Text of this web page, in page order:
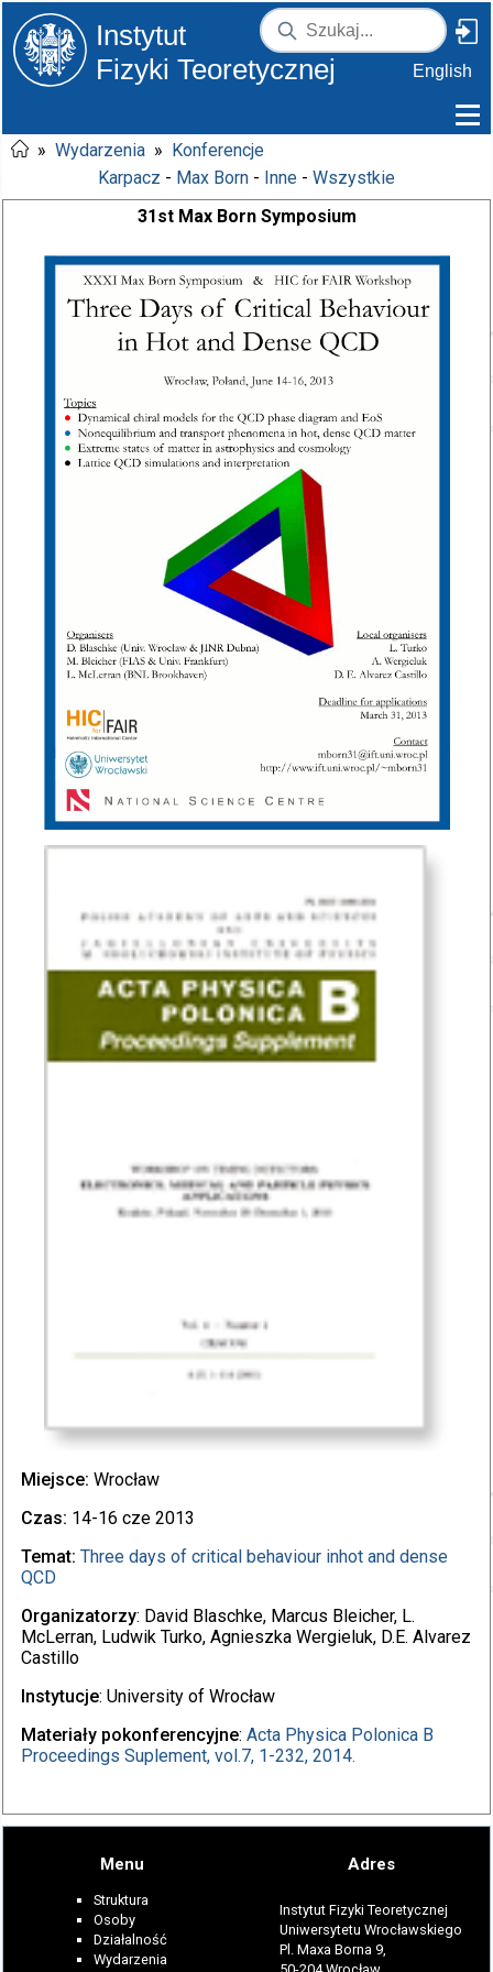
Instytut
Fizyki Teoretycznej
English
» Wydarzenia » Konferencje
Karpacz - Max Born - Inne - Wszystkie
31st Max Born Symposium
Miejsce: Wrocław
Czas: 14-16 cze 2013
Temat: Three days of critical behaviour inhot and dense
QCD
Organizatorzy: David Blaschke, Marcus Bleicher, L.
McLerran, Ludwik Turko, Agnieszka Wergieluk, D.E. Alvarez
Castillo
Instytucje: University of Wrocław
Materiały pokonferencyjne: Acta Physica Polonica B
Proceedings Suplement, vol.7, 1-232, 2014.
Menu
Struktura
Osoby
Działalność
Wydarzenia
Adres
Instytut Fizyki Teoretycznej
Uniwersytetu Wrocławskiego
Pl. Maxa Borna 9,